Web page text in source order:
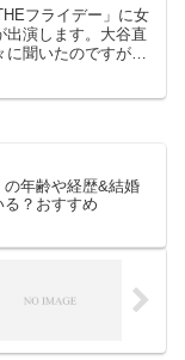
フライデー」に女
出演します。大谷直
聞いたのですが、
年齢や経歴&結婚
る？おすすめ